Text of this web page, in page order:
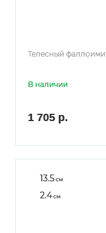
Телесный
В наличии
1 705 р.
13.5см
2.4см